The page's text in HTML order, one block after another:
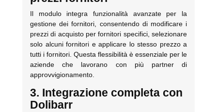
Il modulo integra funzionalità avanzate per la
gestione dei fornitori, consentendo di modificare i
prezzi di acquisto per fornitori specifici, selezionare
solo alcuni fornitori e applicare lo stesso prezzo a
tutti i fornitori. Questa flessibilità è essenziale per le
aziende che lavorano con più partner di
approvvigionamento.
3. Integrazione completa con
Dolibarr